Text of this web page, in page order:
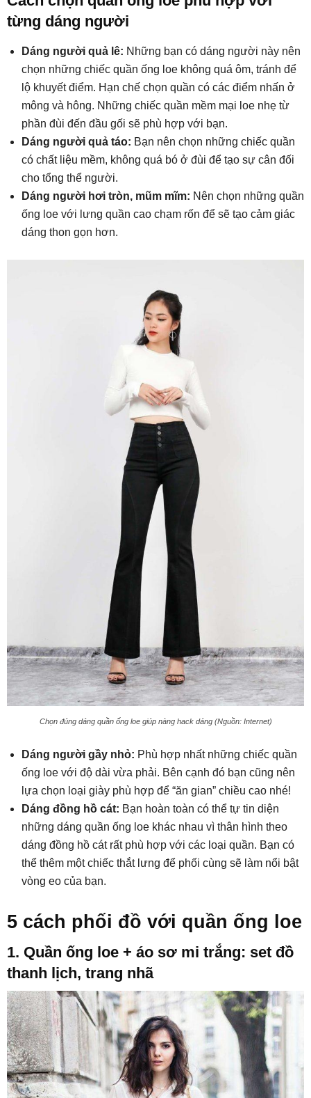
từng dáng người
Dáng người quả lê: Những bạn có dáng người này nên
chọn những chiếc quần ống loe không quá ôm, tránh để
lộ khuyết điểm. Hạn chế chọn quần có các điểm nhấn ở
mông và hông. Những chiếc quần mềm mại loe nhẹ từ
phần đùi đến đầu gối sẽ phù hợp với bạn.
Dáng người quả táo: Bạn nên chọn những chiếc quần
có chất liệu mềm, không quá bó ở đùi để tạo sự cân đối
cho tổng thể người.
Dáng người hơi tròn, mũm mĩm: Nên chọn những quần
ống loe với lưng quần cao chạm rốn để sẽ tạo cảm giác
dáng thon gọn hơn.
Chọn đúng dáng quần ống loe giúp nàng hack dáng (Nguồn: Internet)
Dáng người gầy nhỏ: Phù hợp nhất những chiếc quần
ống loe với độ dài vừa phải. Bên cạnh đó bạn cũng nên
lựa chọn loại giày phù hợp để “ăn gian” chiều cao nhé!
Dáng đồng hồ cát: Bạn hoàn toàn có thể tự tin diện
những dáng quần ống loe khác nhau vì thân hình theo
dáng đồng hồ cát rất phù hợp với các loại quần. Bạn có
thể thêm một chiếc thắt lưng để phối cùng sẽ làm nổi bật
vòng eo của bạn.
5 cách phối đồ với quần ống loe
1. Quần ống loe + áo sơ mi trắng: set đồ
thanh lịch, trang nhã